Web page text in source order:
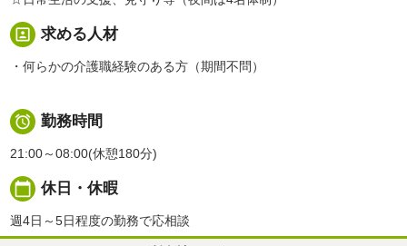
portrait 求める人材
・何らかの介護職経験のある方（期間不問）
 勤務時間
21:00～08:00(休憩180分)
calendar_today 休日・休暇
週4日～5日程度の勤務で応相談